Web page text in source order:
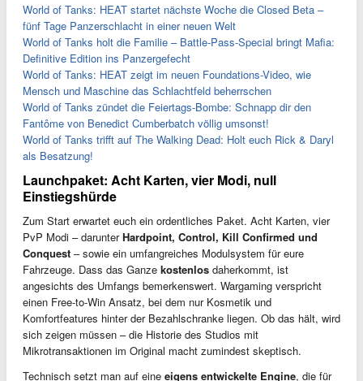
World of Tanks: HEAT startet nächste Woche die Closed Beta –
fünf Tage Panzerschlacht in einer neuen Welt
World of Tanks holt die Familie – Battle-Pass-Special bringt Mafia:
Definitive Edition ins Panzergefecht
World of Tanks: HEAT zeigt im neuen Foundations-Video, wie
Mensch und Maschine das Schlachtfeld beherrschen
World of Tanks zündet die Feiertags-Bombe: Schnapp dir den
Fantôme von Benedict Cumberbatch völlig umsonst!
World of Tanks trifft auf The Walking Dead: Holt euch Rick & Daryl
als Besatzung!
Launchpaket: Acht Karten, vier Modi, null
Einstiegshürde
Zum Start erwartet euch ein ordentliches Paket. Acht Karten, vier
PvP Modi – darunterHardpoint, Control, Kill Confirmed und
Conquest – sowie ein umfangreiches Modulsystem für eure
Fahrzeuge. Dass das Ganze kostenlos daherkommt, ist
angesichts des Umfangs bemerkenswert. Wargaming verspricht
einen Free-to-Win Ansatz, bei dem nur Kosmetik und
Komfortfeatures hinter der Bezahlschranke liegen. Ob das hält, wird
sich zeigen müssen – die Historie des Studios mit
Mikrotransaktionen im Original macht zumindest skeptisch.
Technisch setzt man auf eine eigens entwickelte Engine, die für